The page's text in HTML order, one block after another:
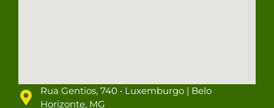
Rua Gentios, 740 • Luxemburgo | Belo
Horizonte, MG